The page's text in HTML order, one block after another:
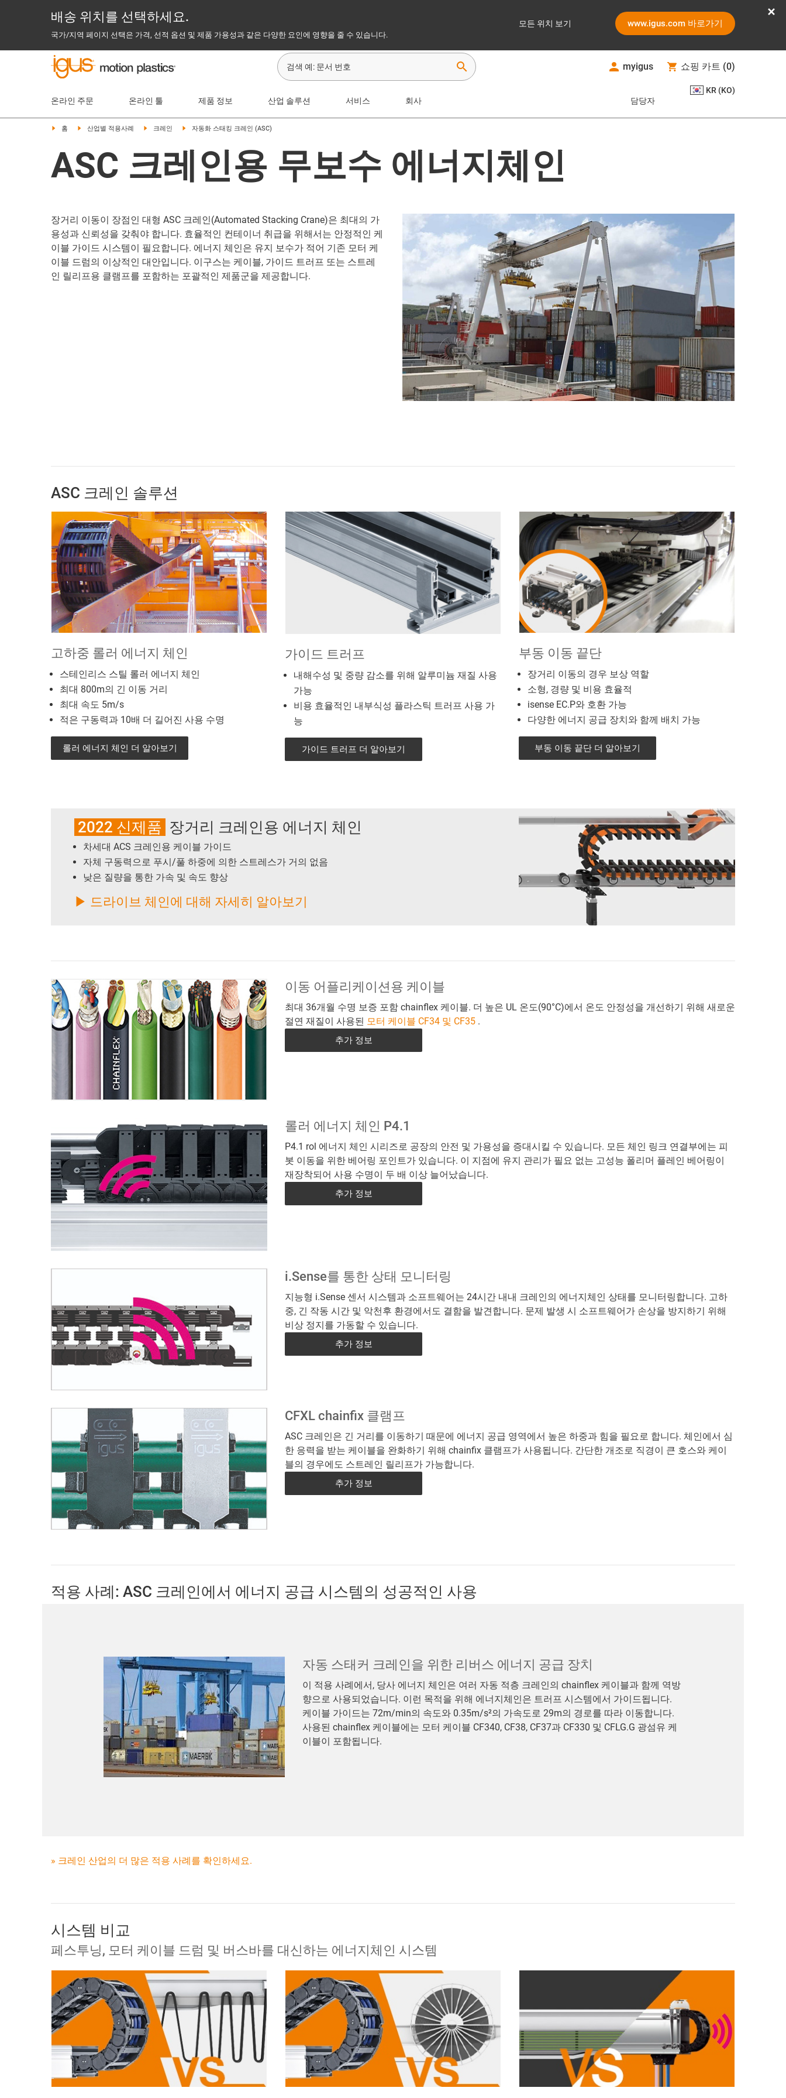
배송 위치를 선택하세요.
국가/지역 페이지 선택은 가격, 선적 옵션 및 제품 가용성과 같은 다양한 요인에 영향을 줄 수 있습니다.
모든 위치 보기 www.igus.com 바로가기
search myigus 쇼핑 카트 (0)
온라인 주문 온라인 툴 제품 정보 산업 솔루션 서비스 회사 담당자
KR (KO)
홈 산업별 적용사례 크레인 자동화 스태킹 크레인 (ASC)
ASC 크레인용 무보수 에너지체인
장거리 이동이 장점인 대형 ASC 크레인(Automated Stacking Crane)은 최대의 가
용성과 신뢰성을 갖춰야 합니다. 효율적인 컨테이너 취급을 위해서는 안정적인 케
이블 가이드 시스템이 필요합니다. 에너지 체인은 유지 보수가 적어 기존 모터 케
이블 드럼의 이상적인 대안입니다. 이구스는 케이블, 가이드 트러프 또는 스트레
인 릴리프용 클램프를 포함하는 포괄적인 제품군을 제공합니다.
ASC 크레인 솔루션
고하중 롤러 에너지 체인
스테인리스 스틸 롤러 에너지 체인
최대 800m의 긴 이동 거리
최대 속도 5m/s
적은 구동력과 10배 더 길어진 사용 수명
롤러 에너지 체인 더 알아보기
가이드 트러프
내해수성 및 중량 감소를 위해 알루미늄 재질 사용
가능
비용 효율적인 내부식성 플라스틱 트러프 사용 가
능
가이드 트러프 더 알아보기
부동 이동 끝단
장거리 이동의 경우 보상 역할
소형, 경량 및 비용 효율적
isense EC.P와 호환 가능
다양한 에너지 공급 장치와 함께 배치 가능
부동 이동 끝단 더 알아보기
2022 신제품 장거리 크레인용 에너지 체인
차세대 ACS 크레인용 케이블 가이드
자체 구동력으로 푸시/풀 하중에 의한 스트레스가 거의 없음
낮은 질량을 통한 가속 및 속도 향상
▶ 드라이브 체인에 대해 자세히 알아보기
이동 어플리케이션용 케이블
최대 36개월 수명 보증 포함 chainflex 케이블. 더 높은 UL 온도(90°C)에서 온도 안정성을 개선하기 위해 새로운
절연 재질이 사용된 모터 케이블 CF34 및 CF35 .
추가 정보
롤러 에너지 체인 P4.1
P4.1 rol 에너지 체인 시리즈로 공장의 안전 및 가용성을 증대시킬 수 있습니다. 모든 체인 링크 연결부에는 피
봇 이동을 위한 베어링 포인트가 있습니다. 이 지점에 유지 관리가 필요 없는 고성능 폴리머 플레인 베어링이
재장착되어 사용 수명이 두 배 이상 늘어났습니다.
추가 정보
i.Sense를 통한 상태 모니터링
지능형 i.Sense 센서 시스템과 소프트웨어는 24시간 내내 크레인의 에너지체인 상태를 모니터링합니다. 고하
중, 긴 작동 시간 및 악천후 환경에서도 결함을 발견합니다. 문제 발생 시 소프트웨어가 손상을 방지하기 위해
비상 정지를 가동할 수 있습니다.
추가 정보
CFXL chainfix 클램프
ASC 크레인은 긴 거리를 이동하기 때문에 에너지 공급 영역에서 높은 하중과 힘을 필요로 합니다. 체인에서 심
한 응력을 받는 케이블을 완화하기 위해 chainfix 클램프가 사용됩니다. 간단한 개조로 직경이 큰 호스와 케이
블의 경우에도 스트레인 릴리프가 가능합니다.
추가 정보
적용 사례: ASC 크레인에서 에너지 공급 시스템의 성공적인 사용
자동 스태커 크레인을 위한 리버스 에너지 공급 장치
이 적용 사례에서, 당사 에너지 체인은 여러 자동 적층 크레인의 chainflex 케이블과 함께 역방
향으로 사용되었습니다. 이런 목적을 위해 에너지체인은 트러프 시스템에서 가이드됩니다.
케이블 가이드는 72m/min의 속도와 0.35m/s²의 가속도로 29m의 경로를 따라 이동합니다.
사용된 chainflex 케이블에는 모터 케이블 CF340, CF38, CF37과 CF330 및 CFLG.G 광섬유 케
이블이 포함됩니다.
» 크레인 산업의 더 많은 적용 사례를 확인하세요.
시스템 비교
페스투닝, 모터 케이블 드럼 및 버스바를 대신하는 에너지체인 시스템